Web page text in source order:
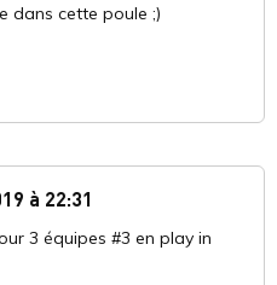
dans cette poule ;)
à 22:31
3 équipes #3 en play in